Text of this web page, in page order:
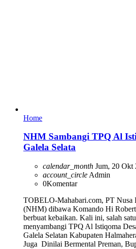
Home
NHM Sambangi TPQ Al
Galela Selata
calendar_month Jum, 20 Okt
account_circle Admin
0Komentar
TOBELO-Mahabari.com, PT Nusa
(NHM) dibawa Komando Hi
berbuat kebaikan. Kali ini, salah
menyambangi TPQ Al Istiqoma
Galela Selatan Kabupaten
Juga Dinilai Bermental Preman,